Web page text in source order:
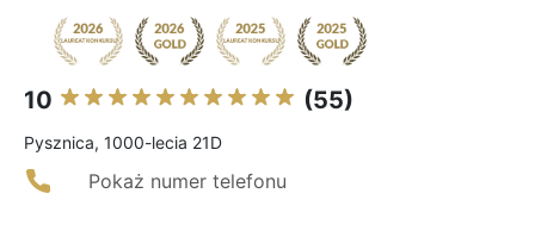
10 (55)
Pysznica, 1000-lecia 21D
Pokaż numer telefonu